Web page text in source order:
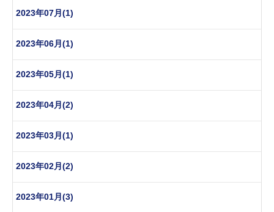
2023年07月(1)
2023年06月(1)
2023年05月(1)
2023年04月(2)
2023年03月(1)
2023年02月(2)
2023年01月(3)